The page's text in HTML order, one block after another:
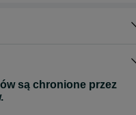
są chronione przez